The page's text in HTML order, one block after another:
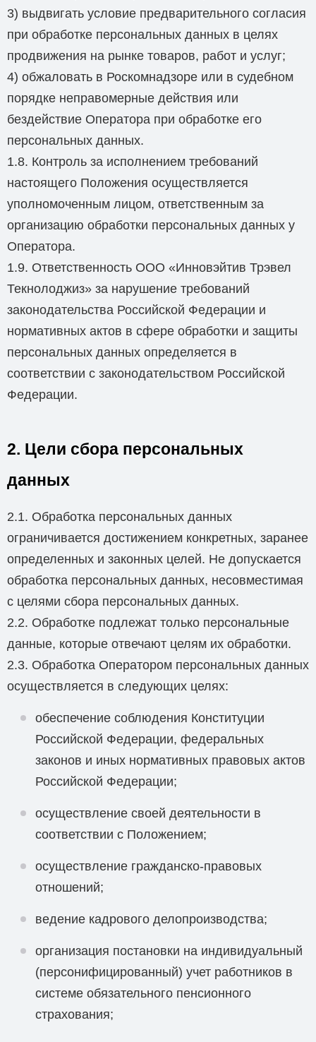
3) выдвигать условие предварительного согласия
при обработке персональных данных в целях
продвижения на рынке товаров, работ и услуг;
4) обжаловать в Роскомнадзоре или в судебном
порядке неправомерные действия или
бездействие Оператора при обработке его
персональных данных.
1.8. Контроль за исполнением требований
настоящего Положения осуществляется
уполномоченным лицом, ответственным за
организацию обработки персональных данных у
Оператора.
1.9. Ответственность ООО «Инновэйтив Трэвел
Текнолоджиз» за нарушение требований
законодательства Российской Федерации и
нормативных актов в сфере обработки и защиты
персональных данных определяется в
соответствии с законодательством Российской
Федерации.
2. Цели сбора персональных
данных
2.1. Обработка персональных данных
ограничивается достижением конкретных, заранее
определенных и законных целей. Не допускается
обработка персональных данных, несовместимая
с целями сбора персональных данных.
2.2. Обработке подлежат только персональные
данные, которые отвечают целям их обработки.
2.3. Обработка Оператором персональных данных
осуществляется в следующих целях:
обеспечение соблюдения Конституции
Российской Федерации, федеральных
законов и иных нормативных правовых актов
Российской Федерации;
осуществление своей деятельности в
соответствии с Положением;
осуществление гражданско-правовых
отношений;
ведение кадрового делопроизводства;
организация постановки на индивидуальный
(персонифицированный) учет работников в
системе обязательного пенсионного
страхования;